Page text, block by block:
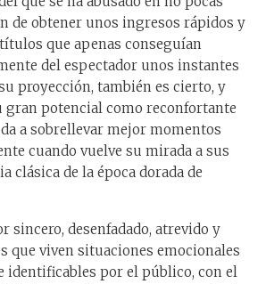
de obtener unos ingresos rápidos y
que apenas conseguían
del espectador unos instantes
proyección, también es cierto, y
gran potencial como reconfortante
a sobrellevar mejor momentos
cuando vuelve su mirada a sus
clásica de la época dorada de
sincero, desenfadado, atrevido y
que viven situaciones emocionales
identificables por el público, con el